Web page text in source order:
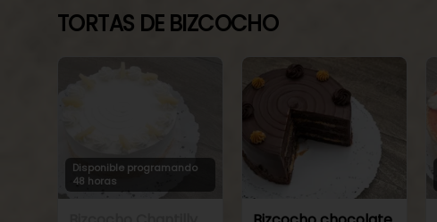
TORTAS DE BIZCOCHO
Disponible programando
48 horas